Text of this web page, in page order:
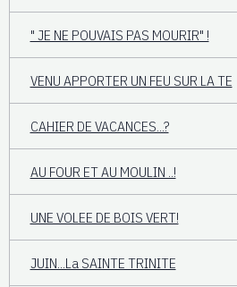
" JE NE POUVAIS PAS MOURIR" !
VENU APPORTER UN FEU SUR LA TE
CAHIER DE VACANCES...?
AU FOUR ET AU MOULIN ..!
UNE VOLEE DE BOIS VERT!
JUIN...La SAINTE TRINITE